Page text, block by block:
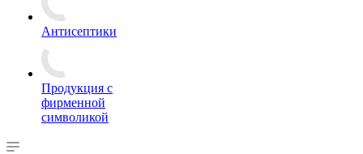
Антисептики
Продукция с
фирменной
символикой